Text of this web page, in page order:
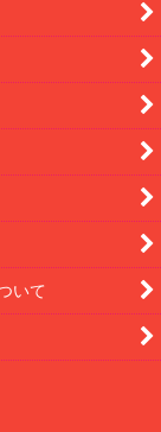
いて